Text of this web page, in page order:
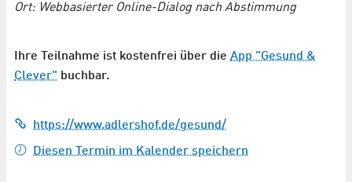
Ort: Webbasierter Online-Dialog nach Abstimmung
Ihre Teilnahme ist kostenfrei über die App "Gesund &
Clever" buchbar.
https://www.adlershof.de/gesund/
Diesen Termin im Kalender speichern